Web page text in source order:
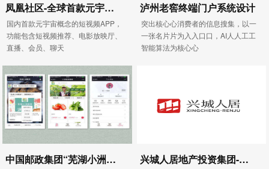
凤凰社区-全球首款元宇宙概念的短视频APP，
国内首款元宇宙概念的短视频APP，
功能包含短视频推荐、电影放映厅、
直播、会员、聊天
泸州老窖终端门户系统设计
突出核⼼心消费者的信息搜集，以⼀
一张名⽚片为⼊入⼝口，AI⼈人⼯工
智能算法为核⼼心
中国邮政集团“芜湖小洲蔬菜”公众号 兴城人居地产投资集团-荟享家家装平台